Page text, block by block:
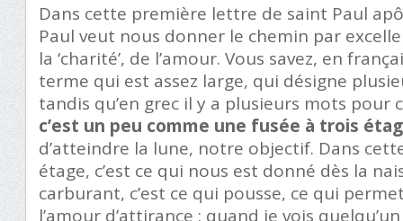
Dans cette première lettre de saint Paul
Paul veut nous donner le chemin par
la ‘charité’, de l’amour. Vous savez, en
terme qui est assez large, qui désigne
tandis qu’en grec il y a plusieurs mots pour
c’est un peu comme une fusée à trois
d’atteindre la lune, notre objectif. Dans
étage, c’est ce qui nous est donné dès la
carburant, c’est ce qui pousse, ce qui permet
l’amour d’attirance : quand je vois